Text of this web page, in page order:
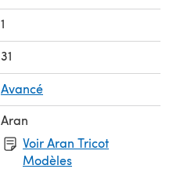
1
31
Avancé
Aran
Voir Aran Tricot
Modèles